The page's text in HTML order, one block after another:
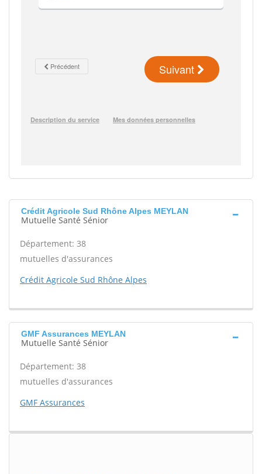
Crédit Agricole Sud Rhône Alpes MEYLAN
Mutuelle Santé Sénior
Département: 38
mutuelles d'assurances
Crédit Agricole Sud Rhône Alpes
GMF Assurances MEYLAN
Mutuelle Santé Sénior
Département: 38
mutuelles d'assurances
GMF Assurances